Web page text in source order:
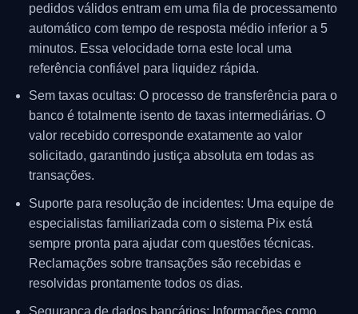
pedidos válidos entram em uma fila de processamento
automático com tempo de resposta médio inferior a 5
minutos. Essa velocidade torna este local uma
referência confiável para liquidez rápida.
Sem taxas ocultas: O processo de transferência para o
banco é totalmente isento de taxas intermediárias. O
valor recebido corresponde exatamente ao valor
solicitado, garantindo justiça absoluta em todas as
transações.
Suporte para resolução de incidentes: Uma equipe de
especialistas familiarizada com o sistema Pix está
sempre pronta para ajudar com questões técnicas.
Reclamações sobre transações são recebidas e
resolvidas prontamente todos os dias.
Segurança de dados bancários: Informações como